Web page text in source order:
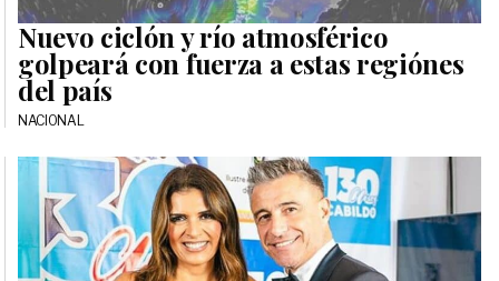
Nuevo ciclón y río atmosférico
golpeará con fuerza a estas regiónes
del país
NACIONAL